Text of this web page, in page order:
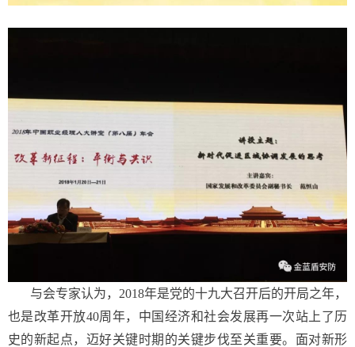
与会专家认为，2018年是党的十九大召开后的开局之年，
也是改革开放40周年，中国经济和社会发展再一次站上了历
史的新起点，迈好关键时期的关键步伐至关重要。面对新形